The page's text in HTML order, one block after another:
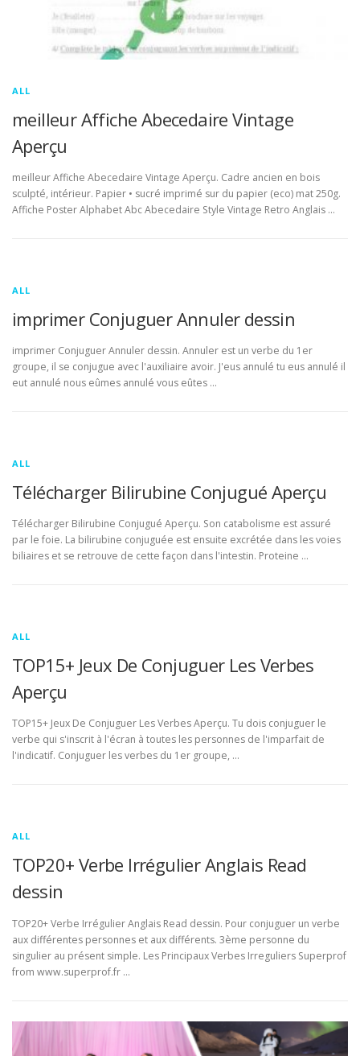
ALL
meilleur Affiche Abecedaire Vintage
Aperçu
meilleur Affiche Abecedaire Vintage Aperçu. Cadre ancien en bois
sculpté, intérieur. Papier • sucré imprimé sur du papier (eco) mat 250g.
Affiche Poster Alphabet Abc Abecedaire Style Vintage Retro Anglais …
ALL
imprimer Conjuguer Annuler dessin
imprimer Conjuguer Annuler dessin. Annuler est un verbe du 1er
groupe, il se conjugue avec l'auxiliaire avoir. J'eus annulé tu eus annulé il
eut annulé nous eûmes annulé vous eûtes …
ALL
Télécharger Bilirubine Conjugué Aperçu
Télécharger Bilirubine Conjugué Aperçu. Son catabolisme est assuré
par le foie. La bilirubine conjuguée est ensuite excrétée dans les voies
biliaires et se retrouve de cette façon dans l'intestin. Proteine …
ALL
TOP15+ Jeux De Conjuguer Les Verbes
Aperçu
TOP15+ Jeux De Conjuguer Les Verbes Aperçu. Tu dois conjuguer le
verbe qui s'inscrit à l'écran à toutes les personnes de l'imparfait de
l'indicatif. Conjuguer les verbes du 1er groupe, …
ALL
TOP20+ Verbe Irrégulier Anglais Read
dessin
TOP20+ Verbe Irrégulier Anglais Read dessin. Pour conjuguer un verbe
aux différentes personnes et aux différents. 3ème personne du
singulier au présent simple. Les Principaux Verbes Irreguliers Superprof
from www.superprof.fr …